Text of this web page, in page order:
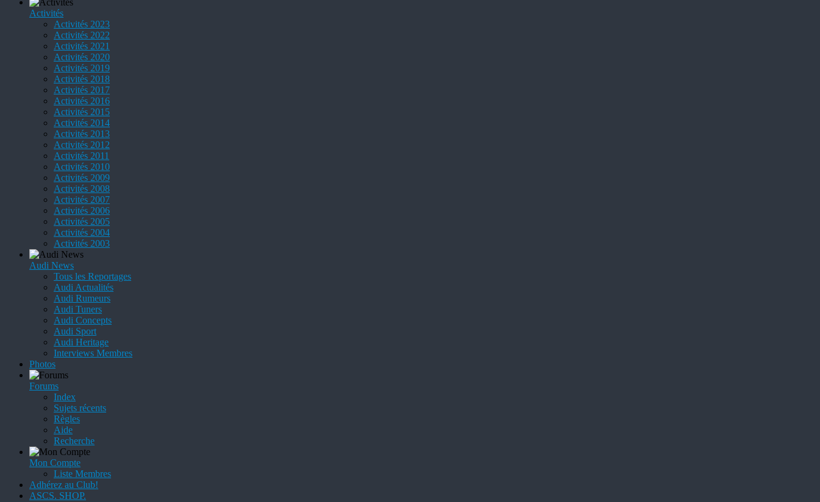
Activités
Activités 2023
Activités 2022
Activités 2021
Activités 2020
Activités 2019
Activités 2018
Activités 2017
Activités 2016
Activités 2015
Activités 2014
Activités 2013
Activités 2012
Activités 2011
Activités 2010
Activités 2009
Activités 2008
Activités 2007
Activités 2006
Activités 2005
Activités 2004
Activités 2003
Audi News
Tous les Reportages
Audi Actualités
Audi Rumeurs
Audi Tuners
Audi Concepts
Audi Sport
Audi Heritage
Interviews Membres
Photos
Forums
Index
Sujets récents
Règles
Aide
Recherche
Mon Compte
Liste Membres
Adhérez au Club!
ASCS. SHOP.